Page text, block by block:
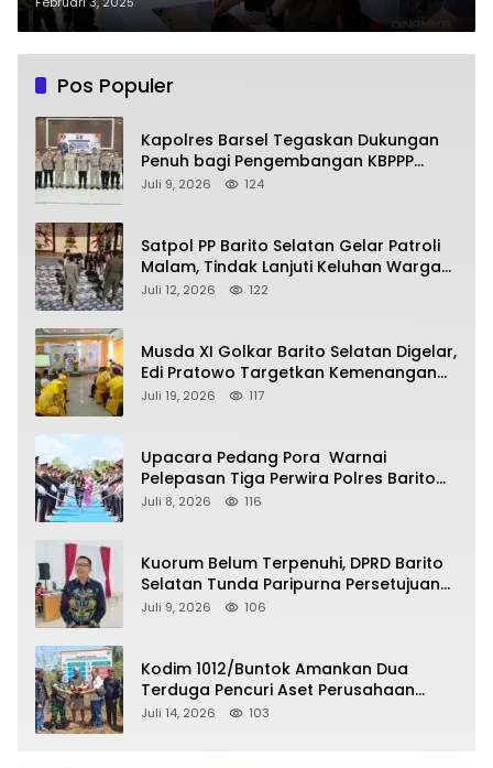
Pos Populer
Kapolres Barsel Tegaskan Dukungan
Penuh bagi Pengembangan KBPPP
Kalimantan Tengah
Juli 9, 2026 124
Satpol PP Barito Selatan Gelar Patroli
Malam, Tindak Lanjuti Keluhan Warga
soal Balap Liar dan Remaja Nongkrong
Juli 12, 2026 122
Musda XI Golkar Barito Selatan Digelar,
Edi Pratowo Targetkan Kemenangan
Partai pada Pemilu Mendatang
Juli 19, 2026 117
Upacara Pedang Pora Warnai
Pelepasan Tiga Perwira Polres Barito
Selatan Masuki Masa Pensiun
Juli 8, 2026 116
Kuorum Belum Terpenuhi, DPRD Barito
Selatan Tunda Paripurna Persetujuan
Raperda Pertanggungjawaban APBD
Juli 9, 2026 106
Kodim 1012/Buntok Amankan Dua
Terduga Pencuri Aset Perusahaan
Sitaan Satgas PKH, Satu Paket Diduga
Juli 14, 2026 103